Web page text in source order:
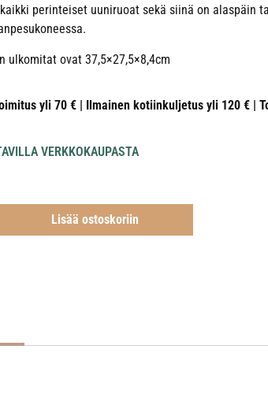
perinteiset uuniruoat sekä siinä on alaspäin
ulkomitat ovat 37,5×27,5×8,4cm
yli 70 € | Ilmainen kotiinkuljetus yli 120 € |
VERKKOKAUPASTA
Lisää ostoskoriin